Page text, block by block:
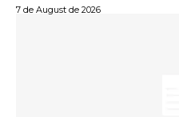
7 de August de 2026